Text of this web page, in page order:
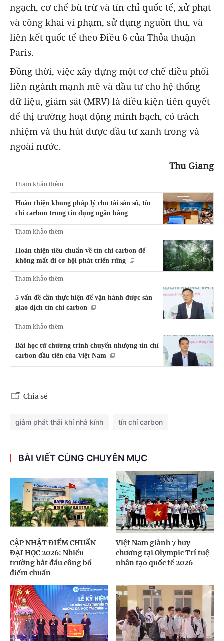
ngạch, cơ chế bù trừ và tín chỉ quốc tế, xử phạt
và công khai vi phạm, sử dụng nguồn thu, và
liên kết quốc tế theo Điều 6 của Thỏa thuận
Paris.
Đồng thời, việc xây dựng một cơ chế điều phối
liên ngành mạnh mẽ và đầu tư cho hệ thống
dữ liệu, giám sát (MRV) là điều kiện tiên quyết
để thị trường hoạt động minh bạch, có trách
nhiệm và thu hút được đầu tư xanh trong và
ngoài nước.
Thu Giang
Tham khảo thêm
Hoàn thiện khung pháp lý cho tài sản số, tín
chỉ carbon trong tín dụng ngân hàng
Tham khảo thêm
Hoàn thiện tiêu chuẩn về tín chỉ carbon để
không mất đi cơ hội phát triển rừng
Tham khảo thêm
5 vấn đề cần thực hiện để vận hành được sàn
giao dịch tín chỉ carbon
Tham khảo thêm
Bài học từ chương trình chuyển nhượng tín chỉ
carbon đầu tiên của Việt Nam
Chia sẻ
giảm phát thải khí nhà kính tín chỉ carbon
BÀI VIẾT CÙNG CHUYÊN MỤC
CẬP NHẬT ĐIỂM CHUẨN
ĐẠI HỌC 2026: Nhiều
trường bắt đầu công bố
điểm chuẩn
Việt Nam giành 7 huy
chương tại Olympic Trí tuệ
nhân tạo quốc tế 2026